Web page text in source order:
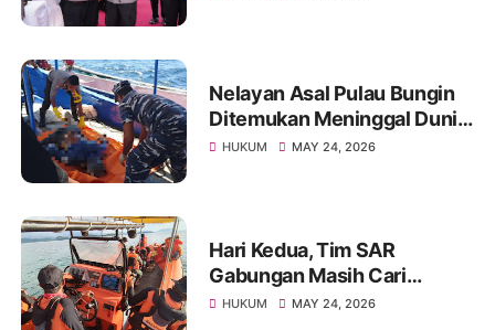
Nelayan Asal Pulau Bungin
Ditemukan Meninggal Dunia
di Pantai Kertasari
HUKUM MAY 24, 2026
Hari Kedua, Tim SAR
Gabungan Masih Cari
Nelayan Lansia yang Hilang
HUKUM MAY 24, 2026